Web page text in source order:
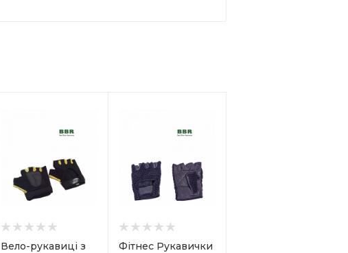
Вело-рукавиці з
Фітнес Рукавички